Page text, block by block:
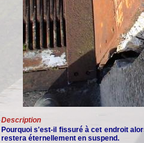
Description
Pourquoi s'est-il fissuré à cet endroit
restera éternellement en suspend.